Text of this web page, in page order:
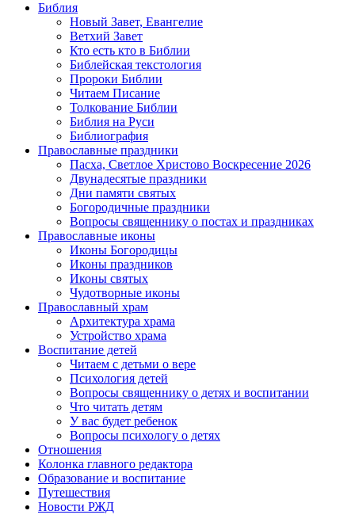
Библия
Новый Завет, Евангелие
Ветхий Завет
Кто есть кто в Библии
Библейская текстология
Пророки Библии
Читаем Писание
Толкование Библии
Библия на Руси
Библиография
Православные праздники
Пасха, Светлое Христово Воскресение 2026
Двунадесятые праздники
Дни памяти святых
Богородичные праздники
Вопросы священнику о постах и праздниках
Православные иконы
Иконы Богородицы
Иконы праздников
Иконы святых
Чудотворные иконы
Православный храм
Архитектура храма
Устройство храма
Воспитание детей
Читаем с детьми о вере
Психология детей
Вопросы священнику о детях и воспитании
Что читать детям
У вас будет ребенок
Вопросы психологу о детях
Отношения
Колонка главного редактора
Образование и воспитание
Путешествия
Новости РЖД